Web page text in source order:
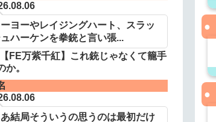
ヨーやレイジングハート、スラッ
ハーケンを拳銃と言い張...
【FE万紫千紅】これ銃じゃなくて籠手
か。
あ結局そういうの思うのは最初だけ